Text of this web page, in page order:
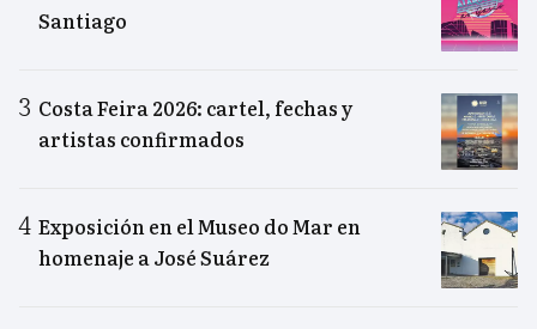
Santiago
Costa Feira 2026: cartel, fechas y
artistas confirmados
Exposición en el Museo do Mar en
homenaje a José Suárez